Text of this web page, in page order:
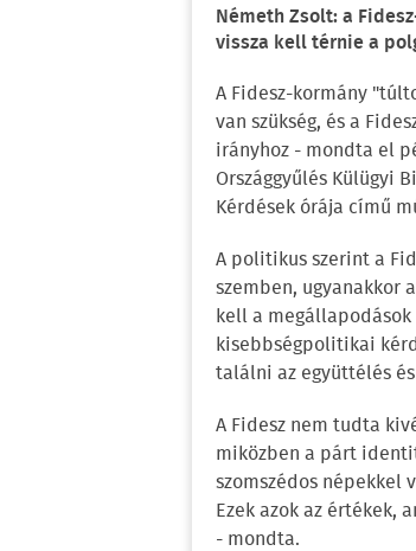
Németh Zsolt: a
vissza kell térnie a
A Fidesz-kormány
van szükség, és a
irányhoz - mondta el
Országgyűlés Külügyi
Kérdések órája című
A politikus szerint a
szemben, ugyanakkor
kell a
kisebbségpolitikai
találni az együttélés
A Fidesz nem tudta
miközben a párt
szomszédos népekkel
Ezek azok az értékek,
- mondta.